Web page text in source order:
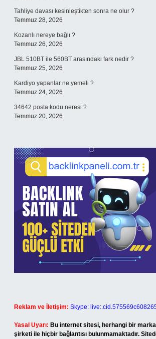
Tahliye davası kesinleştikten sonra ne olur ?
Temmuz 28, 2026
Kozanlı nereye bağlı ?
Temmuz 26, 2026
JBL 510BT ile 560BT arasındaki fark nedir ?
Temmuz 25, 2026
Kardiyo yapanlar ne yemeli ?
Temmuz 24, 2026
34642 posta kodu neresi ?
Temmuz 20, 2026
Reklam ve İletişim: Skype:
Yasal Uyarı: Bu internet sitesi, herhangi bir
şirketi ile hiçbir bağlantısı bulunmamaktadır.